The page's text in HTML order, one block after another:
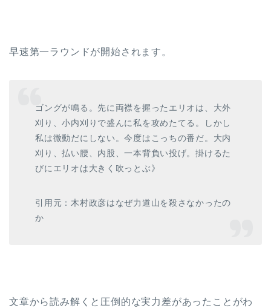
早速第一ラウンドが開始されます。
ゴングが鳴る。先に両襟を握ったエリオは、大外
刈り、小内刈りで盛んに私を攻めたてる。しかし
私は微動だにしない。今度はこっちの番だ。大内
刈り、払い腰、内股、一本背負い投げ。掛けるた
びにエリオは大きく吹っとぶ》
引用元：木村政彦はなぜ力道山を殺さなかったの
か
文章から読み解くと圧倒的な実力差があったことがわ